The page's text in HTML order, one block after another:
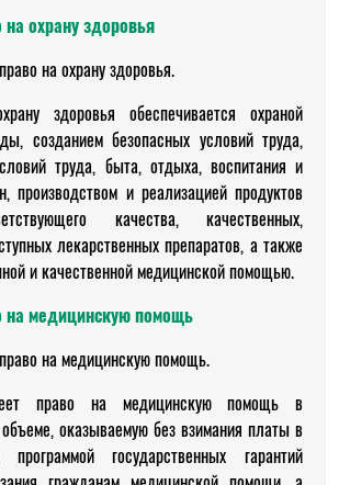
на охрану здоровья
на охрану здоровья.
здоровья обеспечивается охраной
созданием безопасных условий труда,
труда, быта, отдыха, воспитания и
производством и реализацией продуктов
качества, качественных,
лекарственных препаратов, а также
и качественной медицинской помощью.
на медицинскую помощь
на медицинскую помощь.
право на медицинскую помощь в
объеме, оказываемую без взимания платы в
государственных гарантий